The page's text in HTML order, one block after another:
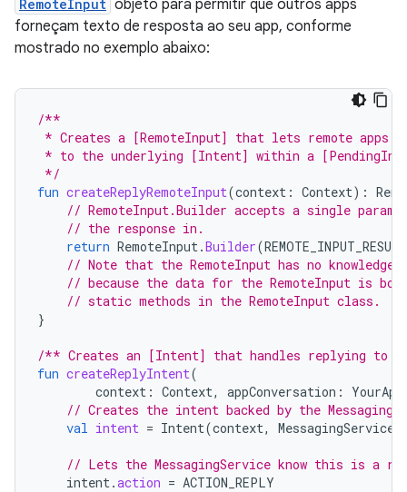
RemoteInput objeto para permitir que outros apps
forneçam texto de resposta ao seu app, conforme
mostrado no exemplo abaixo:
/**
* Creates a [RemoteInput] that lets remote apps
* to the underlying [Intent] within a
*/
fun createReplyRemoteInput(context : Context):
// RemoteInput.Builder accepts a single
// the response in.
return RemoteInput.Builder(
// Note that the RemoteInput has no
// because the data for the RemoteInput is
// static methods in the RemoteInput class.
}
/** Creates an [Intent] that handles replying to
fun createReplyIntent(
context : Context, appConversation :
// Creates the intent backed by the
val intent = Intent(context, MessagingService
// Lets the MessagingService know this is a
intent.action = ACTION_REPLY